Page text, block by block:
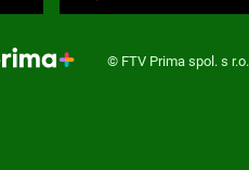
© FTV Prima spol. s r.o.